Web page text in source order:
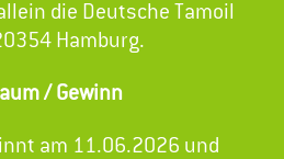
die Deutsche Tamoil
Hamburg.
/ Gewinn
am 11.06.2026 und